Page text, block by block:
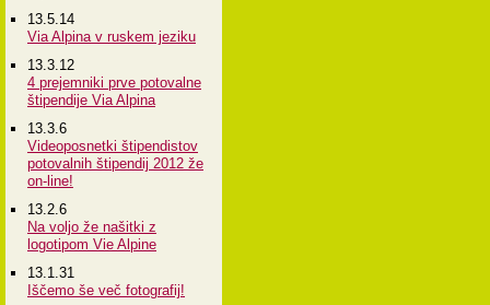
13.5.14
Via Alpina v ruskem jeziku
13.3.12
4 prejemniki prve potovalne
štipendije Via Alpina
13.3.6
Videoposnetki štipendistov
potovalnih štipendij 2012 že
on-line!
13.2.6
Na voljo že našitki z
logotipom Vie Alpine
13.1.31
Iščemo še več fotografij!